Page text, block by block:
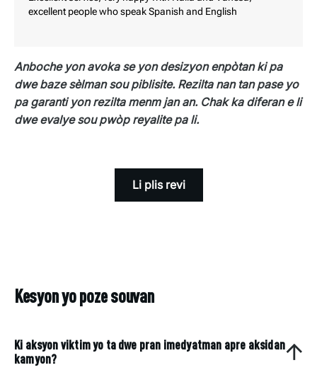
excellent people who speak Spanish and English
Anboche yon avoka se yon desizyon enpòtan ki pa
dwe baze sèlman sou piblisite. Rezilta nan tan pase yo
pa garanti yon rezilta menm jan an. Chak ka diferan e li
dwe evalye sou pwòp reyalite pa li.
Li plis revi
Kesyon yo poze souvan
Ki aksyon viktim yo ta dwe pran imedyatman apre aksidan
kamyon?